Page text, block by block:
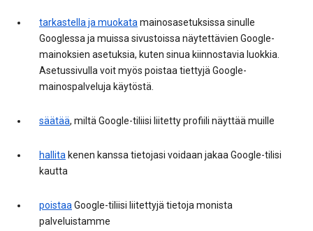
tarkastella ja muokatamainosasetuksissa sinulle
Googlessa ja muissa sivustoissa näytettävien Google-
mainoksien asetuksia, kuten sinua kiinnostavia luokkia.
Asetussivulla voit myös poistaa tiettyjä Google-
mainospalveluja käytöstä.
säätää, miltä Google-tiliisi liitetty profiili näyttää muille
hallita kenen kanssa tietojasi voidaan jakaa Google-tilisi
kautta
poistaaGoogle-tiliisi liitettyjä tietoja monista
palveluistamme